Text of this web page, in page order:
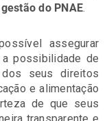
do PNAE.
assegurar
possibilidade de
seus direitos
e alimentação
de que seus